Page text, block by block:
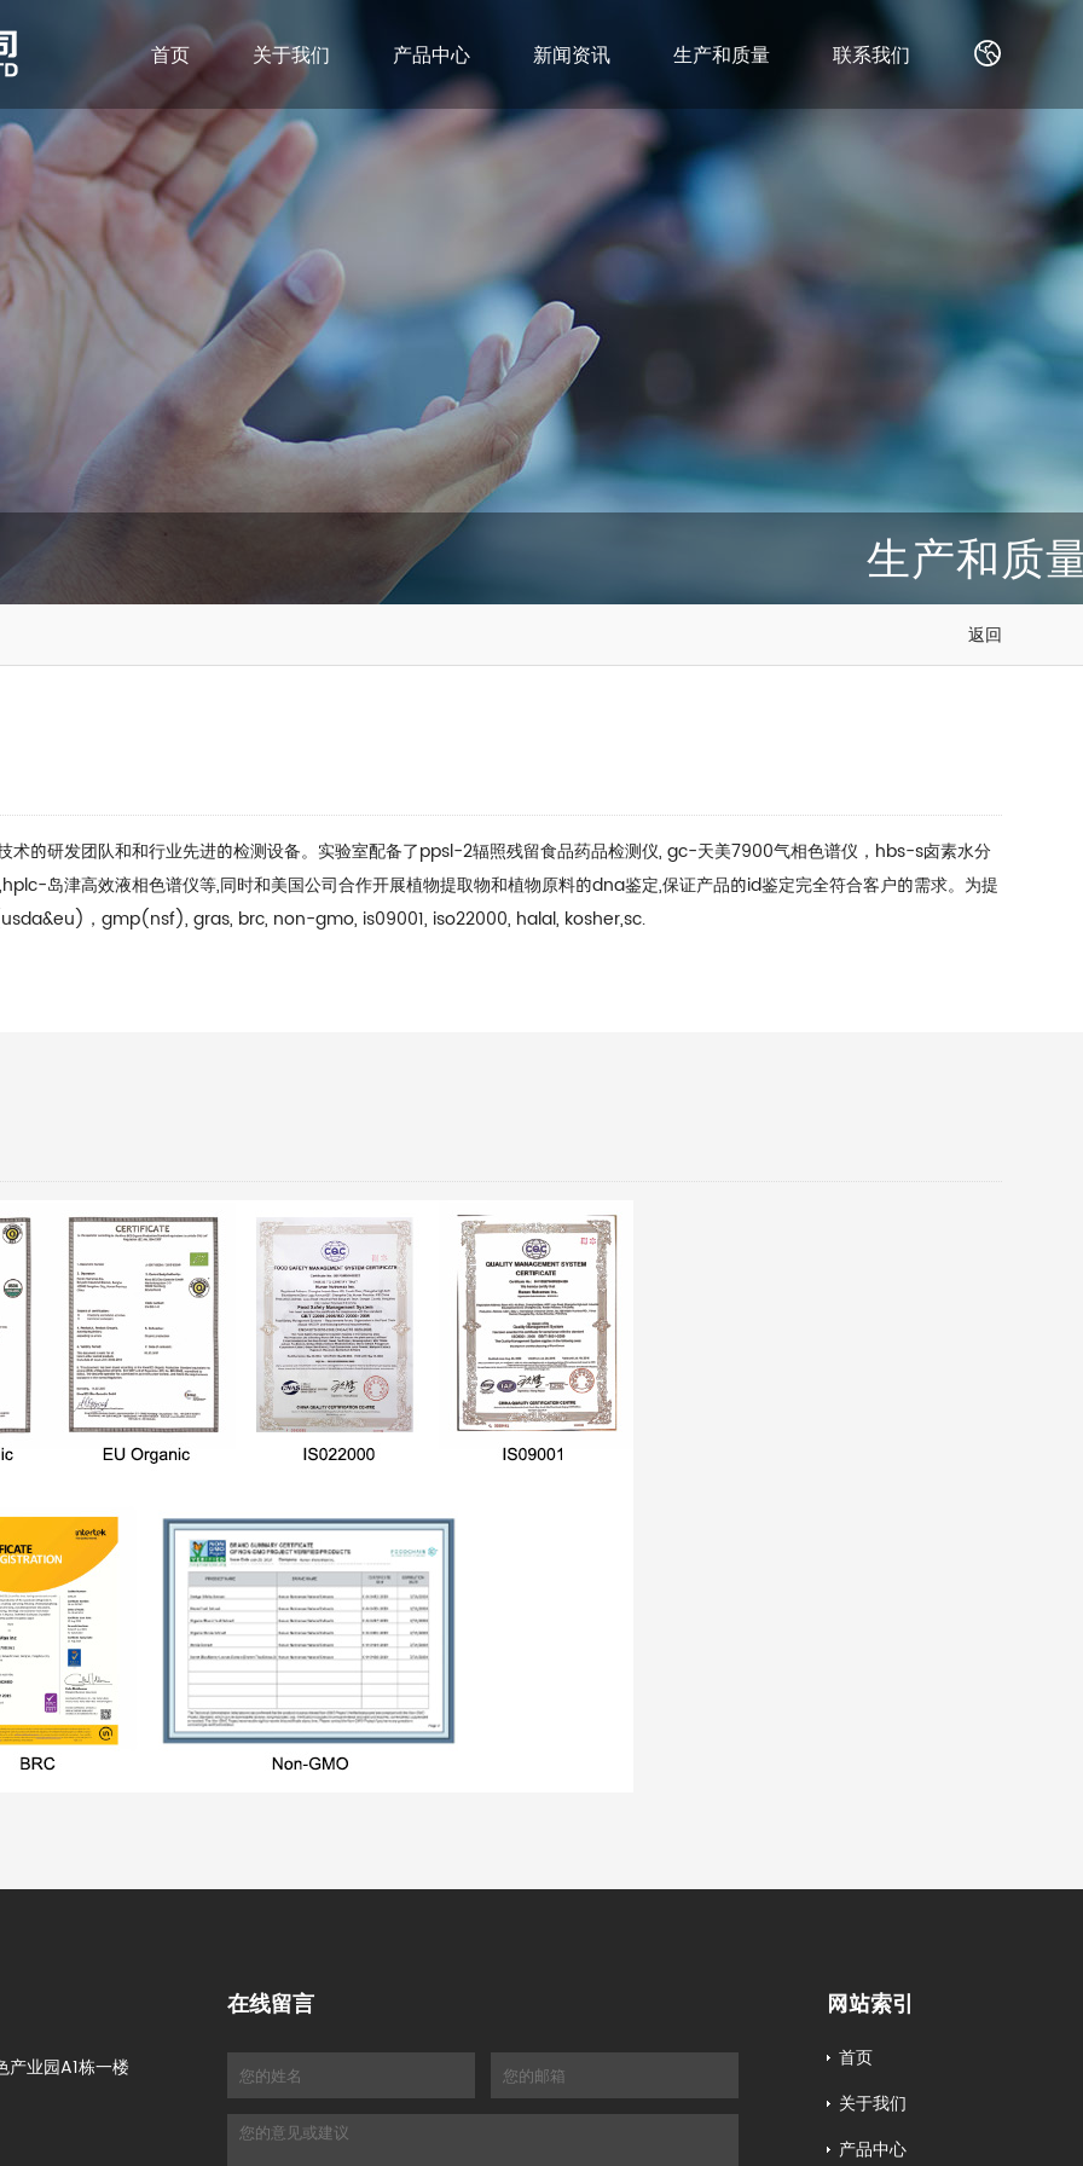
首页 关于我们 产品中心 新闻资讯 生产和质量 联系我们
生产和质
返回
术的研发团队和和行业先进的检测设备。实验室配备了ppsl-2辐照残留食品药品检测仪, gc-天美7900气相色谱仪，hbs-s卤素水分
岛津高效液相色谱仪等,同时和美国公司合作开展植物提取物和植物原料的dna鉴定,保证产品的id鉴定完全符合客户的需求。为提
，gmp(nsf), gras, brc, non-gmo, is09001, iso22000, halal, kosher,sc.
业园A1栋一楼
在线留言 网站索引
首页
关于我们
产品中心